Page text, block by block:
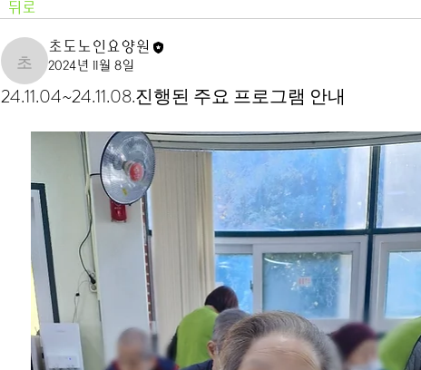
뒤로
초도노인요양원
초도노인요양원
2024년 11월 8일
24.11.04~24.11.08.진행된 주요 프로그램 안내